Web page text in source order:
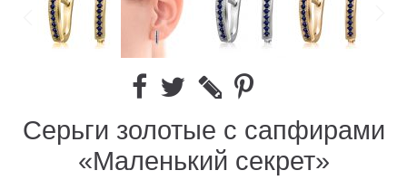
Серьги золотые с сапфирами
«Маленький секрет»